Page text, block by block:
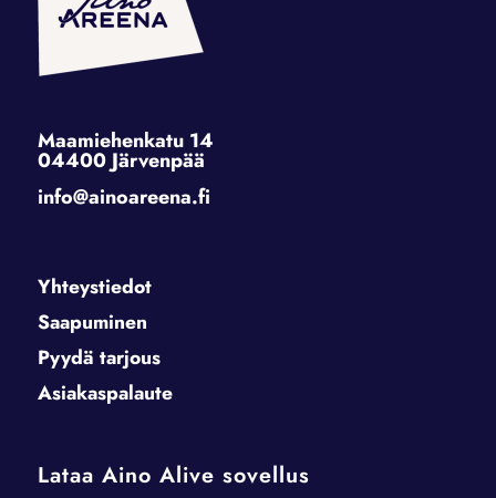
Maamiehenkatu 14
04400 Järvenpää
info@ainoareena.fi
Yhteystiedot
Saapuminen
Pyydä tarjous
Asiakaspalaute
Lataa Aino Alive sovellus